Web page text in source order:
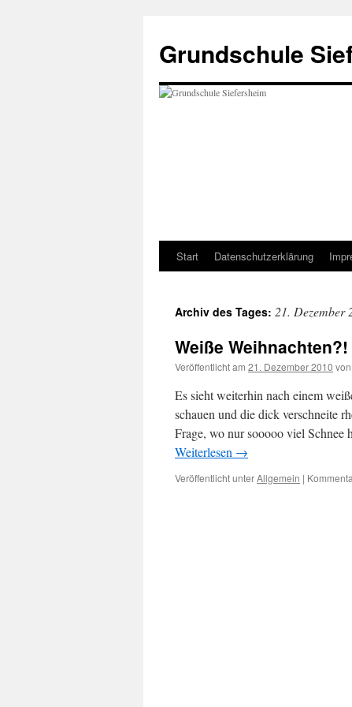
springen
Grundschule
Start Datenschutzerklärung
Archiv des Tages: 21. Dezember
Weiße Weihnachten?!
Veröffentlicht am 21. Dezember 2010 von
Es sieht weiterhin nach einem
schauen und die dick verschneite
Frage, wo nur sooooo viel
Weiterlesen →
Veröffentlicht unterAllgemein |